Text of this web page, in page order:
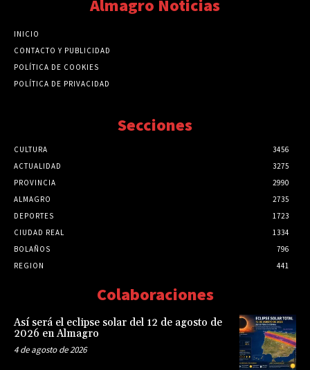
Almagro Noticias
INICIO
CONTACTO Y PUBLICIDAD
POLÍTICA DE COOKIES
POLÍTICA DE PRIVACIDAD
Secciones
CULTURA
3456
ACTUALIDAD
3275
PROVINCIA
2990
ALMAGRO
2735
DEPORTES
1723
CIUDAD REAL
1334
BOLAÑOS
796
REGION
441
Colaboraciones
Así será el eclipse solar del 12 de agosto de
2026 en Almagro
4 de agosto de 2026